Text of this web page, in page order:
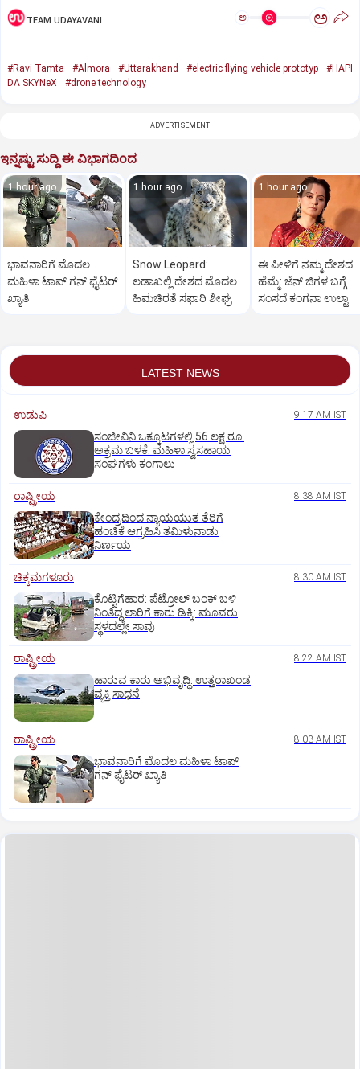
TEAM UDAYAVANI ಅ ಅ
#Ravi Tamta #Almora #Uttarakhand #electric flying vehicle prototyp
#HAPI
DA SKYNeX
#drone technology
ADVERTISEMENT
ಇನ್ನಷ್ಟು ಸುದ್ದಿ ಈ ವಿಭಾಗದಿಂದ
1 hour ago
ಭಾವನಾರಿಗೆ ಮೊದಲ
ಮಹಿಳಾ ಟಾಪ್‌ ಗನ್‌ ಫೈಟರ್‌
ಖ್ಯಾತಿ
1 hour ago
Snow Leopard:
ಲಡಾಖಲ್ಲಿ ದೇಶದ ಮೊದಲ
ಹಿಮಚಿರತೆ ಸಫಾರಿ ಶೀಘ್ರ
1 hour ago
ಈ ಪೀಳಿಗೆ ನಮ್ಮ ದೇಶದ
ಹೆಮ್ಮೆ: ಜೆನ್‌ ಜಿಗಳ ಬಗ್ಗೆ
ಸಂಸದೆ ಕಂಗನಾ ಉಲ್ಟಾ
LATEST NEWS
ಉಡುಪಿ 9:17 AM IST
ಸಂಜೀವಿನಿ ಒಕ್ಕೂಟಗಳಲ್ಲಿ 56 ಲಕ್ಷ ರೂ.
ಅಕ್ರಮ ಬಳಕೆ: ಮಹಿಳಾ ಸ್ವಸಹಾಯ
ಸಂಘಗಳು ಕಂಗಾಲು
ರಾಷ್ಟ್ರೀಯ 8:38 AM IST
ಕೇಂದ್ರದಿಂದ ನ್ಯಾಯಯುತ ತೆರಿಗೆ
ಹಂಚಿಕೆ ಆಗ್ರಹಿಸಿ ತಮಿಳುನಾಡು
ನಿರ್ಣಯ
ಚಿಕ್ಕಮಗಳೂರು 8:30 AM IST
ಕೊಟ್ಟಿಗೆಹಾರ: ಪೆಟ್ರೋಲ್ ಬಂಕ್ ಬಳಿ
ನಿಂತಿದ್ದ ಲಾರಿಗೆ ಕಾರು ಡಿಕ್ಕಿ: ಮೂವರು
ಸ್ಥಳದಲ್ಲೇ ಸಾವು
ರಾಷ್ಟ್ರೀಯ 8:22 AM IST
ಹಾರುವ ಕಾರು ಅಭಿವೃದ್ಧಿ: ಉತ್ತರಾಖಂಡ
ವ್ಯಕ್ತಿ ಸಾಧನೆ
ರಾಷ್ಟ್ರೀಯ 8:03 AM IST
ಭಾವನಾರಿಗೆ ಮೊದಲ ಮಹಿಳಾ ಟಾಪ್‌
ಗನ್‌ ಫೈಟರ್‌ ಖ್ಯಾತಿ